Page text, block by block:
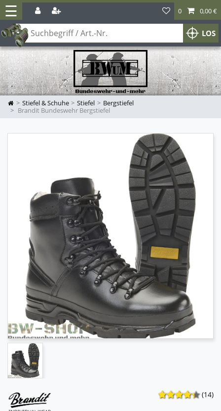
☰
LOS
0 0,00 €
Stiefel & Schuhe Stiefel
Bergstiefel
Brandit Bundeswehr Bergstiefel
(14)